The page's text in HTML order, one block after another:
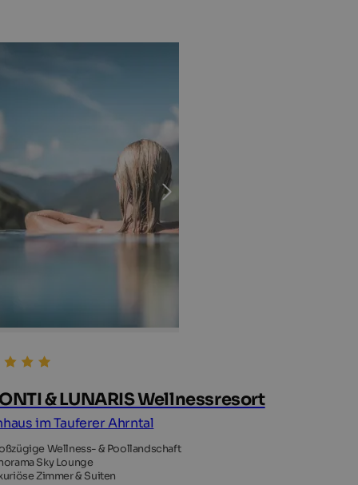
& LUNARIS Wellnessresort
im Tauferer Ahrntal
Wellness- & Poollandschaft
Sky Lounge
Zimmer & Suiten